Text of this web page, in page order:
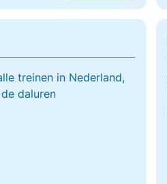
treinen in Nederland,
daluren